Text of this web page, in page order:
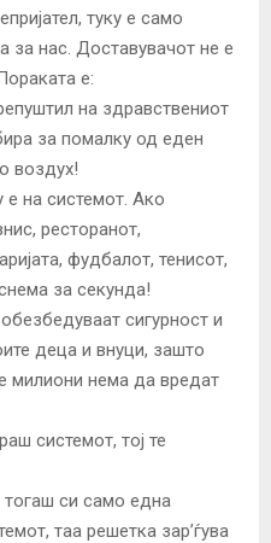
туку е само
за нас. Доставувачот не е
е:
на здравствениот
за помалку од еден
воздух!
е на системот. Ако
ресторанот,
фудбалот, тенисот,
за секунда!
сигурност и
деца и внуци, зашто
милиони нема да вредат
системот, тој те
тогаш си само една
таа решетка зар’ѓува